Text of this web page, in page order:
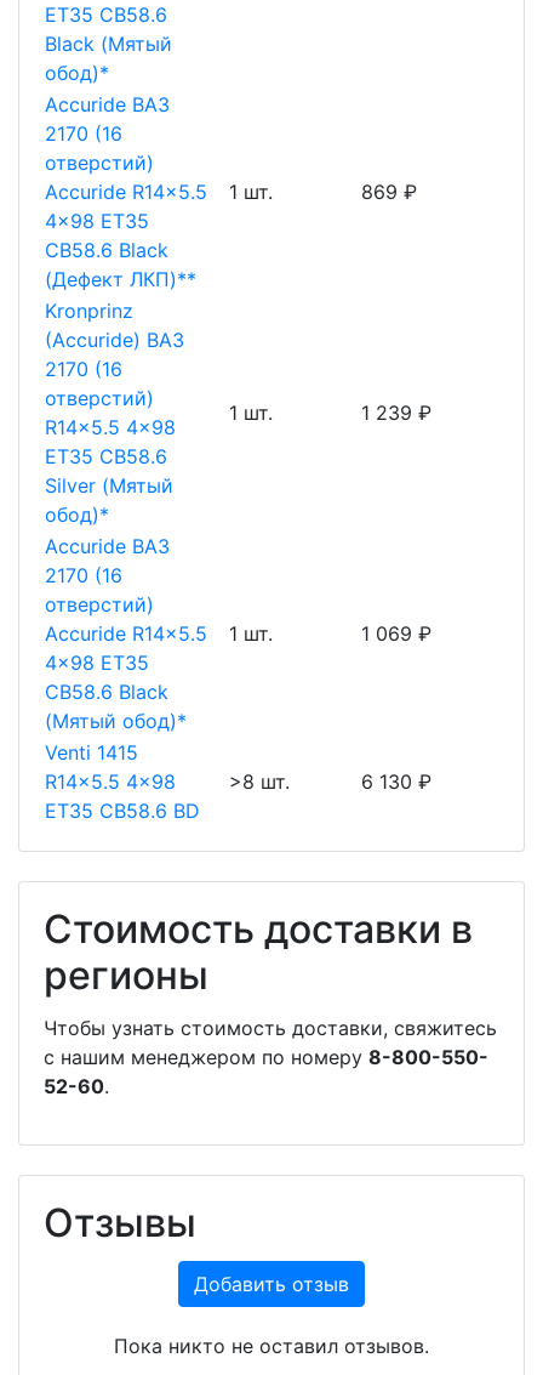
ET35 CB58.6
Black (Мятый
обод)*
Accuride ВАЗ
2170 (16
отверстий)
Accuride R14x5.5
4x98 ET35
CB58.6 Black
(Дефект ЛКП)**
1 шт. 869 ₽
Kronprinz
(Accuride) ВАЗ
2170 (16
отверстий)
R14x5.5 4x98
ET35 CB58.6
Silver (Мятый
обод)*
1 шт. 1 239 ₽
Accuride ВАЗ
2170 (16
отверстий)
Accuride R14x5.5
4x98 ET35
CB58.6 Black
(Мятый обод)*
1 шт. 1 069 ₽
Venti 1415
R14x5.5 4x98
ET35 CB58.6 BD
>8 шт. 6 130 ₽
Стоимость доставки в
регионы
Чтобы узнать стоимость доставки, свяжитесь
с нашим менеджером по номеру 8-800-550-
52-60.
Отзывы
Добавить отзыв
Пока никто не оставил отзывов.